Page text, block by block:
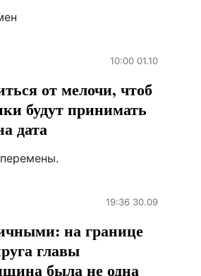
10:00 01.10
от мелочи, чтоб
будут принимать
дата
19:36 30.09
на границе
главы
была не одна